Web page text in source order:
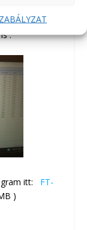
.
itt:
FT-
)